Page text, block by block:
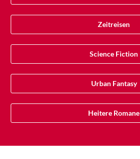
Zeitreisen
Science Fiction
Urban Fantasy
Heitere Romane